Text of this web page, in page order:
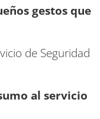
gestos que
de Seguridad
al servicio